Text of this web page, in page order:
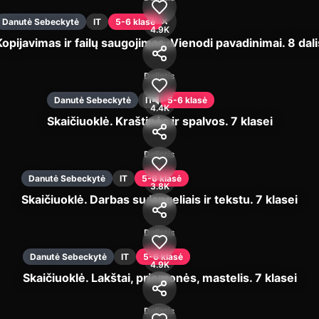
Įjungti
Danutė Sebeckytė IT 5-6 klasė
ir failų saugojimas. Vienodi pavadinimai. 8
4.9K
Dalintis
Įjungti
Danutė Sebeckytė IT 5-6 klasė
Skaičiuoklė. Kraštinės ir spalvos. 7 klasei
4.4K
Dalintis
Įjungti
Danutė Sebeckytė IT 5-6 klasė
Skaičiuoklė. Darbas su langeliais ir tekstu. 7 klasei
3.8K
Dalintis
Įjungti
Danutė Sebeckytė IT 5-6 klasė
Skaičiuoklė. Lakštai, priemonės, mastelis. 7 klasei
4.9K
Dalintis